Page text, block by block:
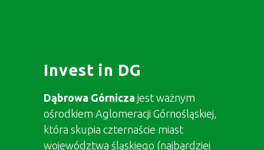
Invest in DG
Dąbrowa Górnicza jest ważnym
ośrodkiem Aglomeracji Górnośląskiej,
która skupia czternaście miast
województwa śląskiego (najbardziej